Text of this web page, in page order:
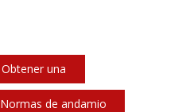
Obtener una
cotización
Normas de andamio